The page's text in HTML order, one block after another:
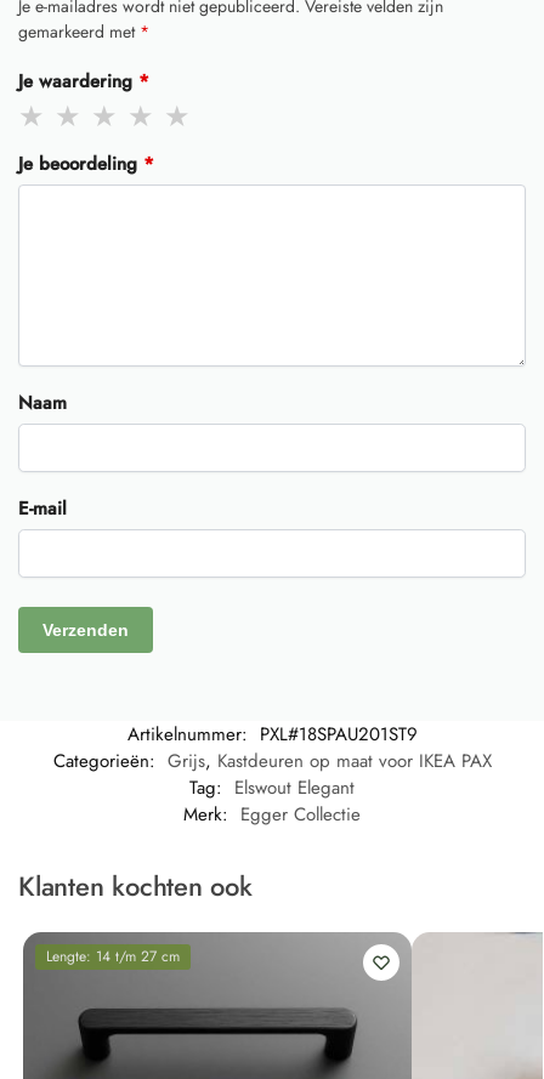
Je e-mailadres wordt niet gepubliceerd. Vereiste velden zijn
gemarkeerd met *
Je waardering *
Je beoordeling *
Naam
E-mail
Artikelnummer: PXL#18SPAU201ST9
Categorieën: Grijs, Kastdeuren op maat voor IKEA PAX
Tag: Elswout Elegant
Merk: Egger Collectie
Klanten kochten ook
Lengte: 14 t/m 27 cm